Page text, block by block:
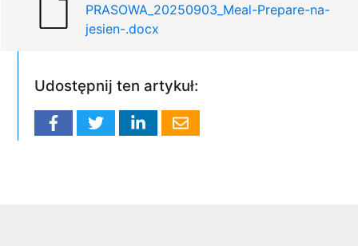
PRASOWA_20250903_Meal-Prepare-na-
jesien-.docx
Udostępnij ten artykuł: